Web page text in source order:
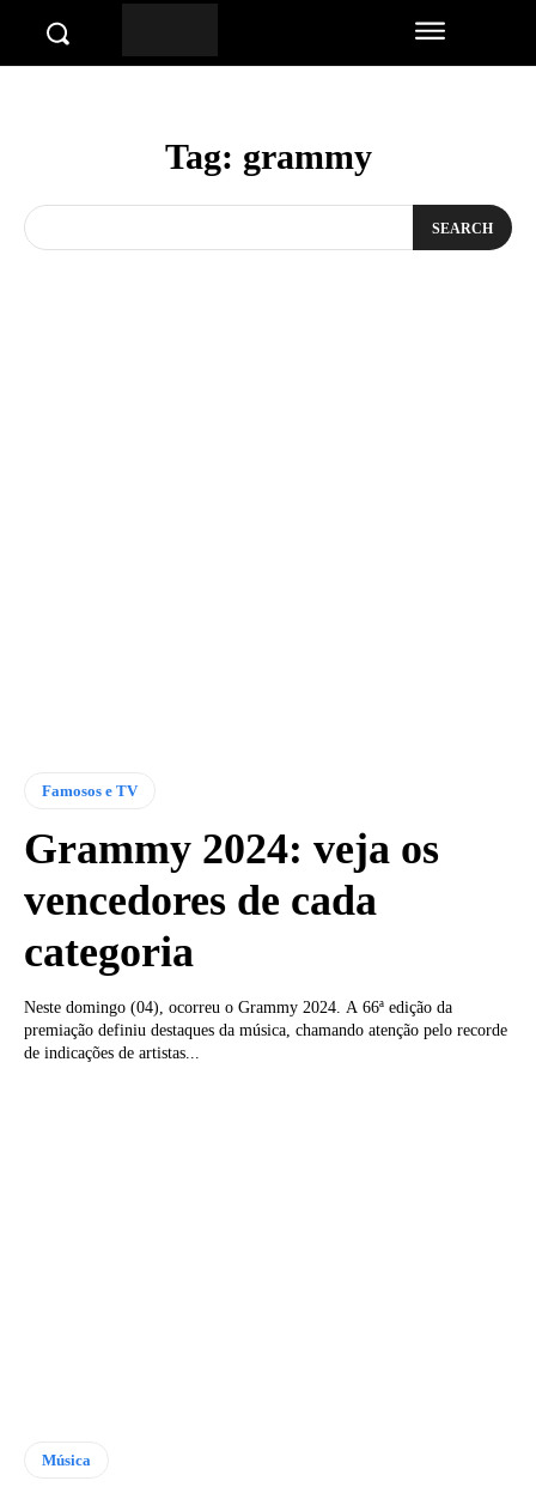
Tag: grammy
SEARCH
Famosos e TV
Grammy 2024: veja os
vencedores de cada
categoria
Neste domingo (04), ocorreu o Grammy 2024. A 66ª edição da
premiação definiu destaques da música, chamando atenção pelo recorde
de indicações de artistas...
Música